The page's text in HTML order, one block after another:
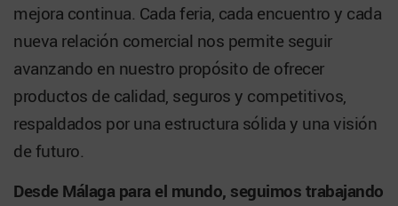
mejora continua. Cada feria, cada encuentro y cada
nueva relación comercial nos permite seguir
avanzando en nuestro propósito de ofrecer
productos de calidad, seguros y competitivos,
respaldados por una estructura sólida y una visión
de futuro.
Desde Málaga para el mundo, seguimos trabajando